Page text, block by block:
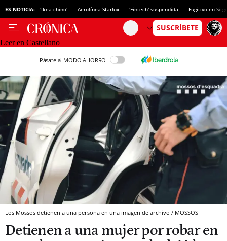
ES NOTICIA: 'Ikea chino' Aerolínea Starlux 'Fintech' suspendida Fugitivo en
Leer en Castellano
Pásate al MODO AHORRO
Los Mossos detienen a una persona en una imagen de archivo / MOSSOS
Detienen a una mujer por robar en